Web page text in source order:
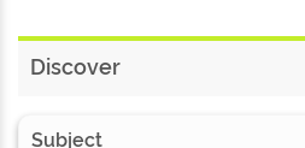
Discover
Subject